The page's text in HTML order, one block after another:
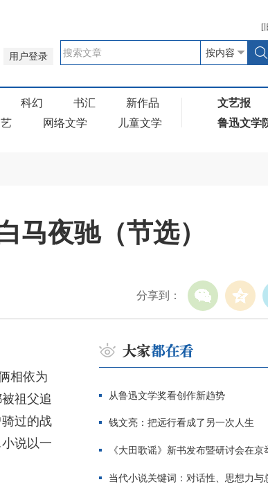
[
用户登录
科幻 书汇
新作品
网络文学 儿童文学
文艺报
鲁迅文学
马夜驰（节选）
分享到：
相依为
祖父追
过的战
说以一
从鲁迅文学奖看创作新趋势
钱文亮：把远行看成了另一次人生
《大田歌谣》新书发布暨研讨会在京
当代小说关键词：对话性、思想力与